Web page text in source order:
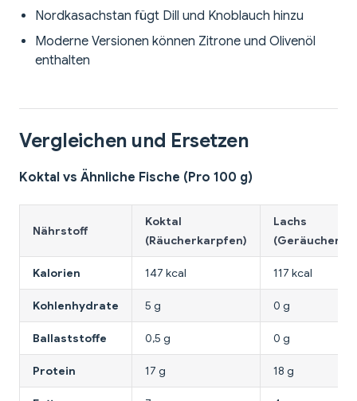
Nordkasachstan fügt Dill und Knoblauch hinzu
Moderne Versionen können Zitrone und Olivenöl
enthalten
Vergleichen und Ersetzen
Koktal vs Ähnliche Fische (Pro 100 g)
Nährstoff
Koktal
(Räucherkarpfen)
Lachs
(Geräuchert)
Kalorien 147 kcal 117 kcal
Kohlenhydrate 5 g 0 g
Ballaststoffe 0,5 g 0 g
Protein 17 g 18 g